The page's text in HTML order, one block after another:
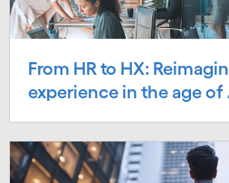
From HR to HX:
experience in the age of